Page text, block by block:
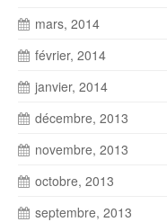
mars, 2014
février, 2014
janvier, 2014
décembre, 2013
novembre, 2013
octobre, 2013
septembre, 2013